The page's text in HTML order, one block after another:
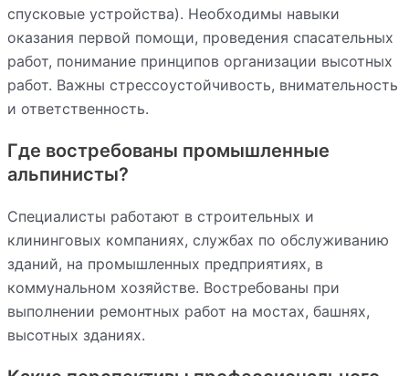
спусковые устройства). Необходимы навыки
оказания первой помощи, проведения спасательных
работ, понимание принципов организации высотных
работ. Важны стрессоустойчивость, внимательность
и ответственность.
Где востребованы промышленные
альпинисты?
Специалисты работают в строительных и
клининговых компаниях, службах по обслуживанию
зданий, на промышленных предприятиях, в
коммунальном хозяйстве. Востребованы при
выполнении ремонтных работ на мостах, башнях,
высотных зданиях.